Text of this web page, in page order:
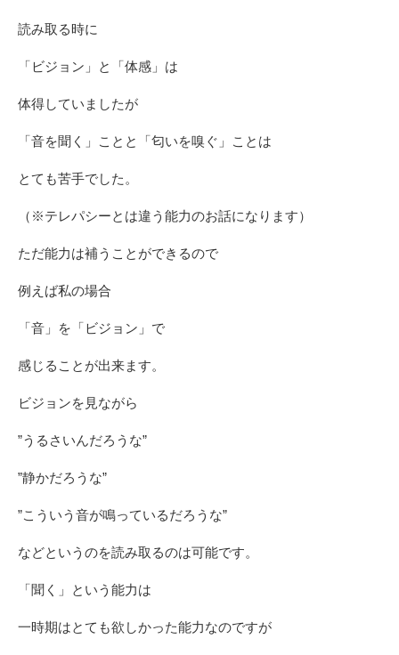
読み取る時に
「ビジョン」と「体感」は
体得していましたが
「音を聞く」ことと「匂いを嗅ぐ」ことは
とても苦手でした。
（※テレパシーとは違う能力のお話になります）
ただ能力は補うことができるので
例えば私の場合
「音」を「ビジョン」で
感じることが出来ます。
ビジョンを見ながら
”うるさいんだろうな”
”静かだろうな”
”こういう音が鳴っているだろうな”
などというのを読み取るのは可能です。
「聞く」という能力は
一時期はとても欲しかった能力なのですが